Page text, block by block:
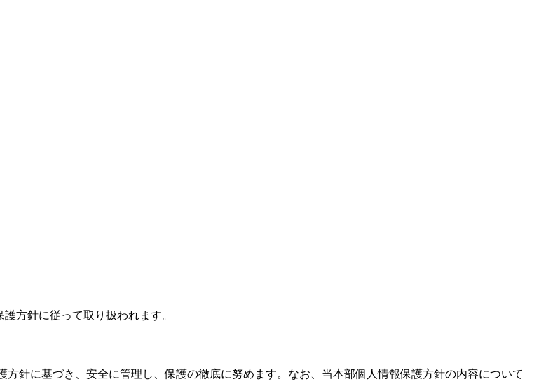
方針に従って取り扱われます。
針に基づき、安全に管理し、保護の徹底に努めます。なお、当本部個人情報保護方針の内容について